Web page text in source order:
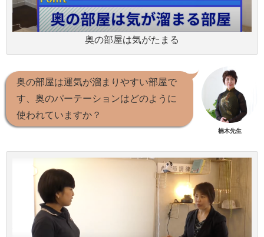
奥の部屋は気がたまる
奥の部屋は運気が溜まりやすい部屋で
す、奥のパーテーションはどのように
使われていますか？
楠木先生